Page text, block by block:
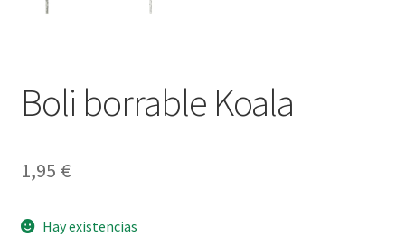
Boli borrable Koala
1,95 €
Hay existencias